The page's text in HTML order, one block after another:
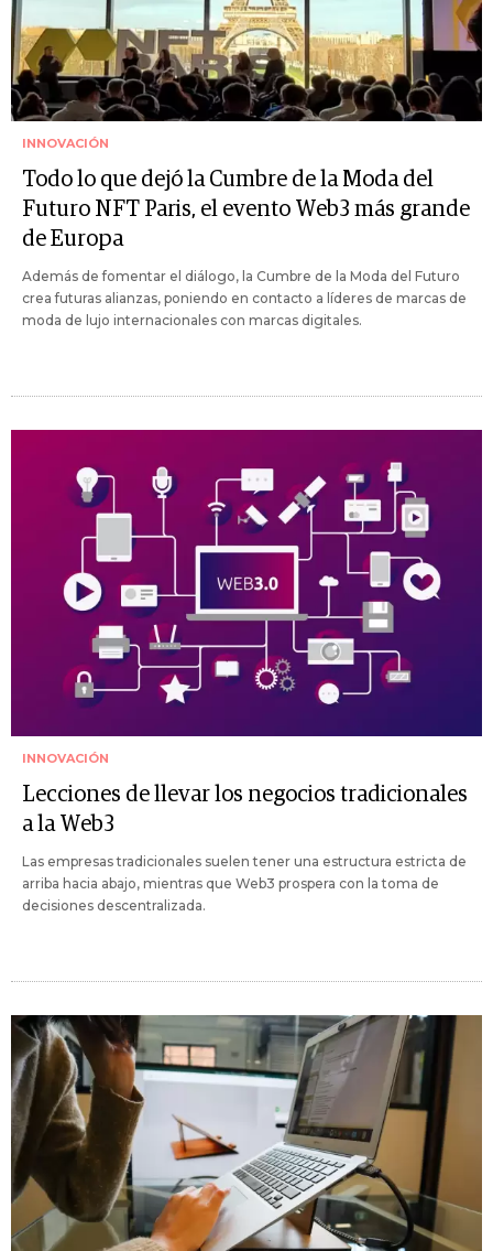
INNOVACIÓN
Todo lo que dejó la Cumbre de la Moda del
Futuro NFT Paris, el evento Web3 más grande
de Europa
Además de fomentar el diálogo, la Cumbre de la Moda del Futuro
crea futuras alianzas, poniendo en contacto a líderes de marcas de
moda de lujo internacionales con marcas digitales.
INNOVACIÓN
Lecciones de llevar los negocios tradicionales
a la Web3
Las empresas tradicionales suelen tener una estructura estricta de
arriba hacia abajo, mientras que Web3 prospera con la toma de
decisiones descentralizada.